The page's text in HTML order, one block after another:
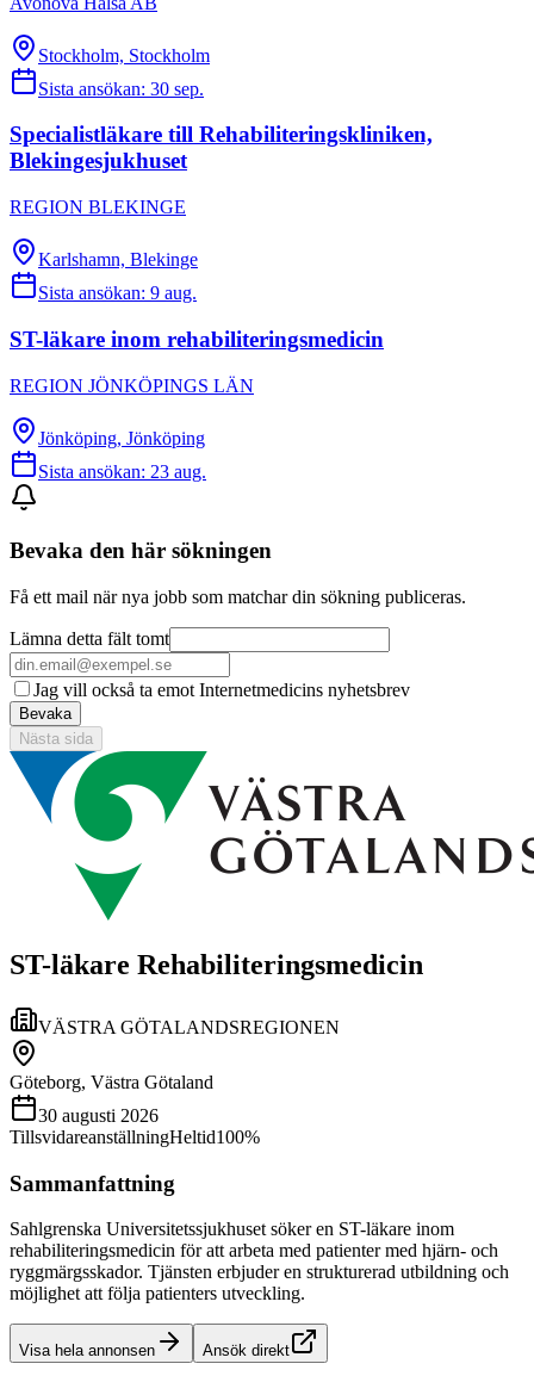
Stockholm, Stockholm
Sista ansökan: 30 sep.
Specialistläkare till Rehabiliteringskliniken,
Blekingesjukhuset
REGION BLEKINGE
Karlshamn, Blekinge
Sista ansökan: 9 aug.
ST-läkare inom rehabiliteringsmedicin
REGION JÖNKÖPINGS LÄN
Jönköping, Jönköping
Sista ansökan: 23 aug.
Bevaka den här sökningen
Få ett mail när nya jobb som matchar din sökning publiceras.
Lämna detta fält tomt
Jag vill också ta emot Internetmedicins nyhetsbrev
Bevaka
Nästa sida
ST-läkare Rehabiliteringsmedicin
VÄSTRA GÖTALANDSREGIONEN
Göteborg, Västra Götaland
30 augusti 2026
TillsvidareanställningHeltid100%
Sammanfattning
Sahlgrenska Universitetssjukhuset söker en ST-läkare inom
rehabiliteringsmedicin för att arbeta med patienter med hjärn- och
ryggmärgsskador. Tjänsten erbjuder en strukturerad utbildning och
möjlighet att följa patienters utveckling.
Visa hela annonsen Ansök direkt